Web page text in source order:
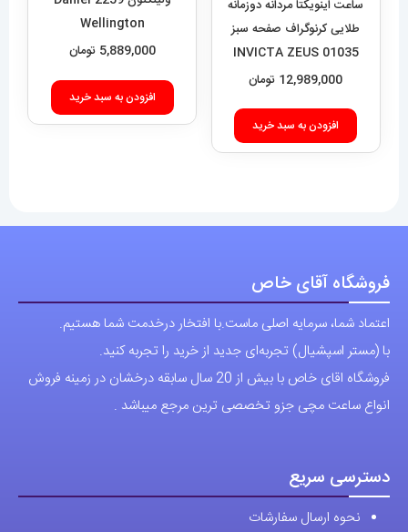
ساعت اینویکتا مردانه دوزمانه
طلایی کرنوگراف صفحه سبز
01035 INVICTA ZEUS
12,989,000 تومان
افزودن به سبد خرید
Wellington
5,889,000 تومان
افزودن به سبد خرید
فروشگاه آقای خاص
اعتماد شما، سرمایه اصلی ماست.با افتخار درخدمت شما هستیم.
با (مستر اسپشیال) تجربه‌ای جدید از خرید را تجربه کنید.
فروشگاه اقای خاص با بیش از 20 سال سابقه درخشان در زمینه فروش
انواع ساعت مچی جزو تخصصی ترین مرجع میباشد .
دسترسی سریع
نحوه ارسال سفارشات